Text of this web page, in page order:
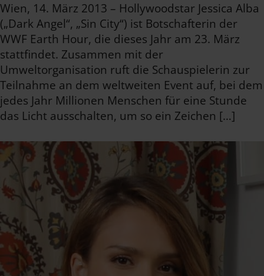
Wien, 14. März 2013 – Hollywoodstar Jessica Alba
(„Dark Angel“, „Sin City“) ist Botschafterin der
WWF Earth Hour, die dieses Jahr am 23. März
stattfindet. Zusammen mit der
Umweltorganisation ruft die Schauspielerin zur
Teilnahme an dem weltweiten Event auf, bei dem
jedes Jahr Millionen Menschen für eine Stunde
das Licht ausschalten, um so ein Zeichen […]